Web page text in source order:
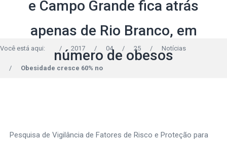
e Campo Grande fica atrás
apenas de Rio Branco, em
número de obesos
Você está aqui: / 2017 / 04 / 25 / Notícias
/ Obesidade cresce 60% no
Pesquisa de Vigilância de Fatores de Risco e Proteção para